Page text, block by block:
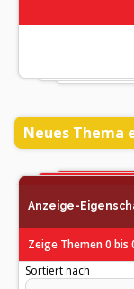
Neues Thema
Anzeige-
Zeige Themen 0 bis
Sortiert nach